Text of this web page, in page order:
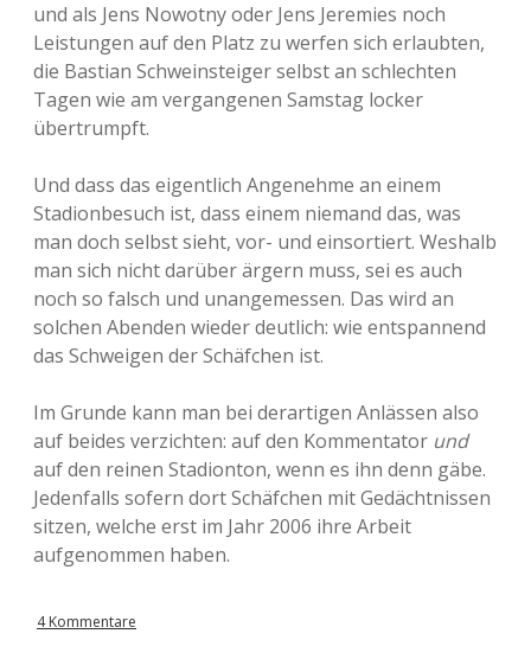
und als Jens Nowotny oder Jens Jeremies noch
Leistungen auf den Platz zu werfen sich erlaubten,
die Bastian Schweinsteiger selbst an schlechten
Tagen wie am vergangenen Samstag locker
übertrumpft.
Und dass das eigentlich Angenehme an einem
Stadionbesuch ist, dass einem niemand das, was
man doch selbst sieht, vor- und einsortiert. Weshalb
man sich nicht darüber ärgern muss, sei es auch
noch so falsch und unangemessen. Das wird an
solchen Abenden wieder deutlich: wie entspannend
das Schweigen der Schäfchen ist.
Im Grunde kann man bei derartigen Anlässen also
auf beides verzichten: auf den Kommentator und
auf den reinen Stadionton, wenn es ihn denn gäbe.
Jedenfalls sofern dort Schäfchen mit Gedächtnissen
sitzen, welche erst im Jahr 2006 ihre Arbeit
aufgenommen haben.
4 Kommentare